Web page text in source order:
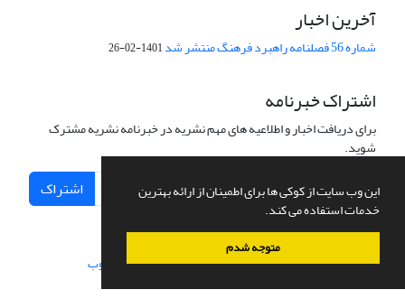
این وب سایت از کوکی ها برای اطمینان از ارائه بهترین
خدمات استفاده می کند.
متوجه شدم
آخرین اخبار
شماره 56 فصلنامه راهبرد فرهنگ منتشر شد 1401-02-26
اشتراک خبرنامه
برای دریافت اخبار و اطلاعیه های مهم نشریه در خبرنامه نشریه مشترک
شوید.
اشتراک
سامانه مدیریت نشریات علمی.طراحی و پیاده سازی از سیناوب